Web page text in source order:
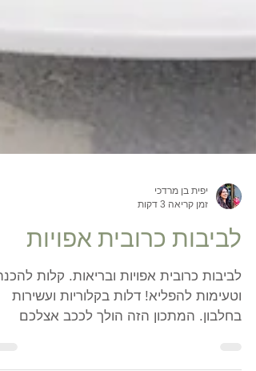
זמן קריאה 3 דקות
לביבות כרובית אפויות
לביבות כרובית אפויות ובריאות. קלות